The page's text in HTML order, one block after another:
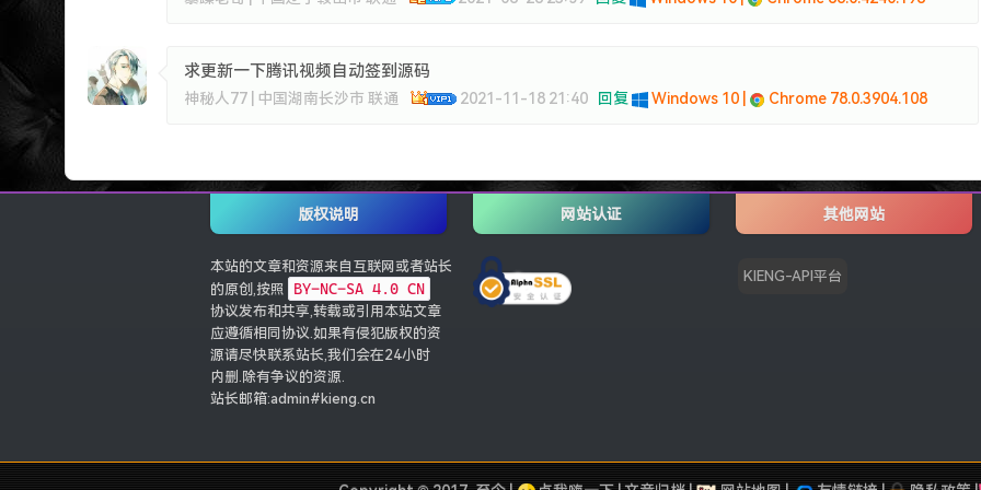
求更新一下腾讯视频自动签到源码
神秘人77 | 中国湖南长沙市 联通 2021-11-18 21:40 回复 Windows 10 | Chrome 78.0.3904.108
版权说明
本站的文章和资源来自互联网或者站长
的原创,按照
BY-NC-SA 4.0 CN
协议发布和共享,转载或引用本站文章
应遵循相同协议.如果有侵犯版权的资
源请尽快联系站长,我们会在24小时
内删.除有争议的资源.
站长邮箱:admin#kieng.cn
网站认证 其他网站
KIENG-API平台